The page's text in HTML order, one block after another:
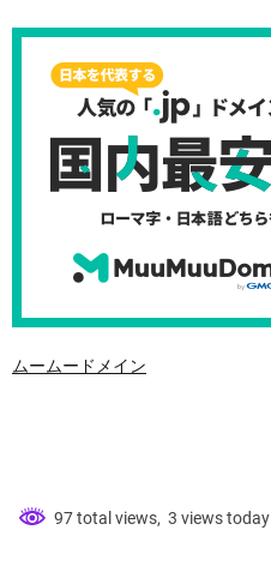
ムームードメイン
97 total views, 3 views today